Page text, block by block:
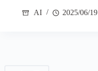
AI
2025/06/19